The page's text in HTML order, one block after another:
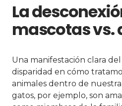
La
mascotas vs.
Una manifestación clara
disparidad en cómo
animales dentro de
gatos, por ejemplo, son